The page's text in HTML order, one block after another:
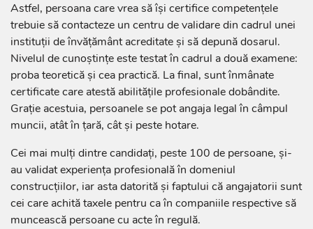
Astfel, persoana care vrea să își certifice competențele
trebuie să contacteze un centru de validare din cadrul unei
instituții de învățământ acreditate și să depună dosarul.
Nivelul de cunoștințe este testat în cadrul a două examene:
proba teoretică și cea practică. La final, sunt înmânate
certificate care atestă abilitățile profesionale dobândite.
Grație acestuia, persoanele se pot angaja legal în câmpul
muncii, atât în țară, cât și peste hotare.
Cei mai mulți dintre candidați, peste 100 de persoane, și-
au validat experiența profesională în domeniul
construcțiilor, iar asta datorită și faptului că angajatorii sunt
cei care achită taxele pentru ca în companiile respective să
muncească persoane cu acte în regulă.